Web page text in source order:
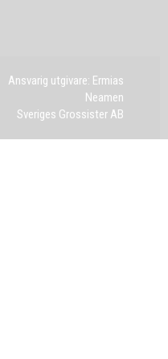
Ansvarig utgivare: Ermias
Neamen
Sveriges Grossister AB